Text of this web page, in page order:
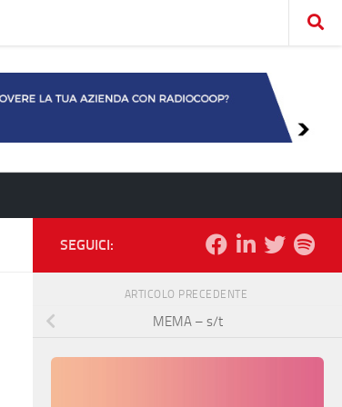
SEGUICI:
ARTICOLO PRECEDENTE
MEMA – s/t